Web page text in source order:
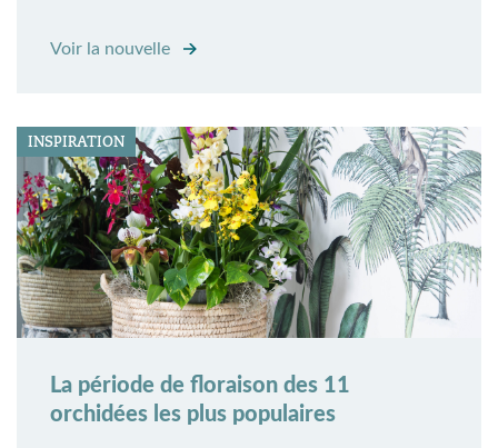
Voir la nouvelle
INSPIRATION
La période de floraison des 11
orchidées les plus populaires